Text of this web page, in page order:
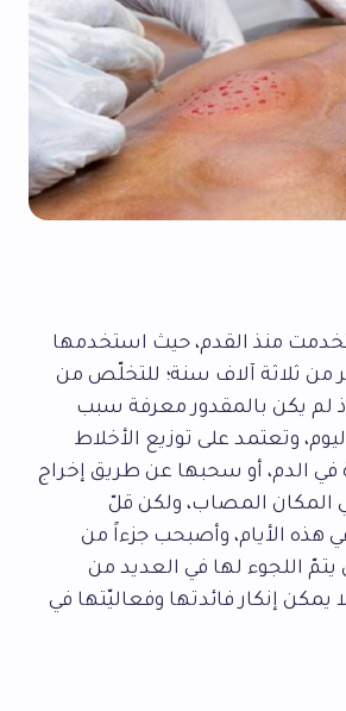
منذ القدم، حيث استخدمها
من ثلاثة آلاف سنة؛ للتخلّص من
إذ لم يكن بالمقدور معرفة سبب
وتعتمد على توزيع الأخلاط
في الدم، أو سحبها عن طريق إخراج
المكان المصاب، ولكن قلّ
هذه الأيام، وأصبحب جزءاً من
يتمّ اللجوء لها في العديد من
يمكن إنكار فائدتها وفعاليّتها في